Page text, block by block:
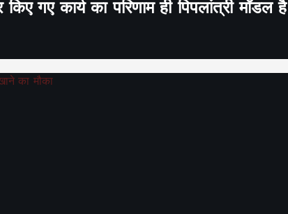
गए कार्य का परिणाम ही पिपलांत्री मॉडल है